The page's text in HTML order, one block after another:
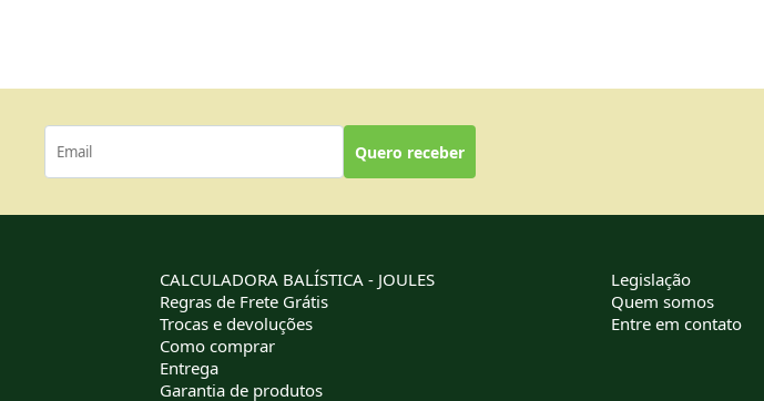
Quero receber
CALCULADORA BALÍSTICA - JOULES
Regras de Frete Grátis
Trocas e devoluções
Como comprar
Entrega
Garantia de produtos
Legislação
Quem somos
Entre em contato